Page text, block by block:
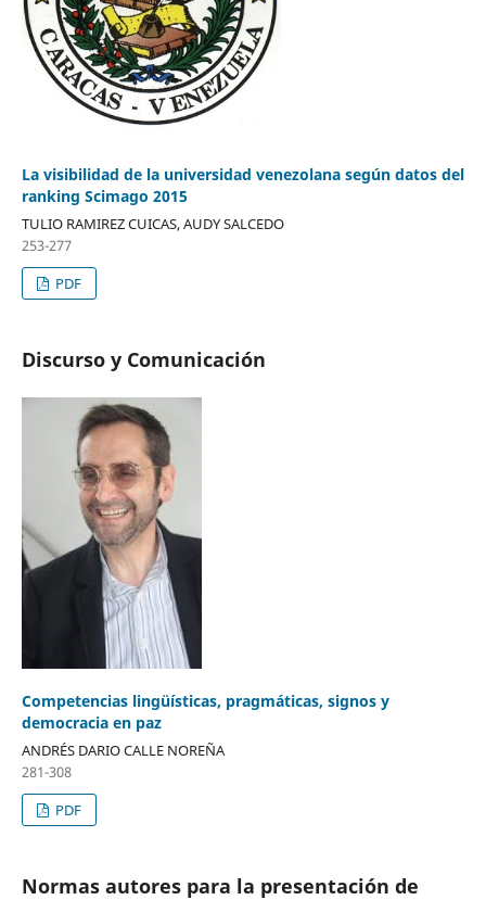
La visibilidad de la universidad venezolana según datos del
ranking Scimago 2015
TULIO RAMIREZ CUICAS, AUDY SALCEDO
253-277
PDF
Discurso y Comunicación
Competencias lingüísticas, pragmáticas, signos y
democracia en paz
ANDRÉS DARIO CALLE NOREÑA
281-308
PDF
Normas autores para la presentación de